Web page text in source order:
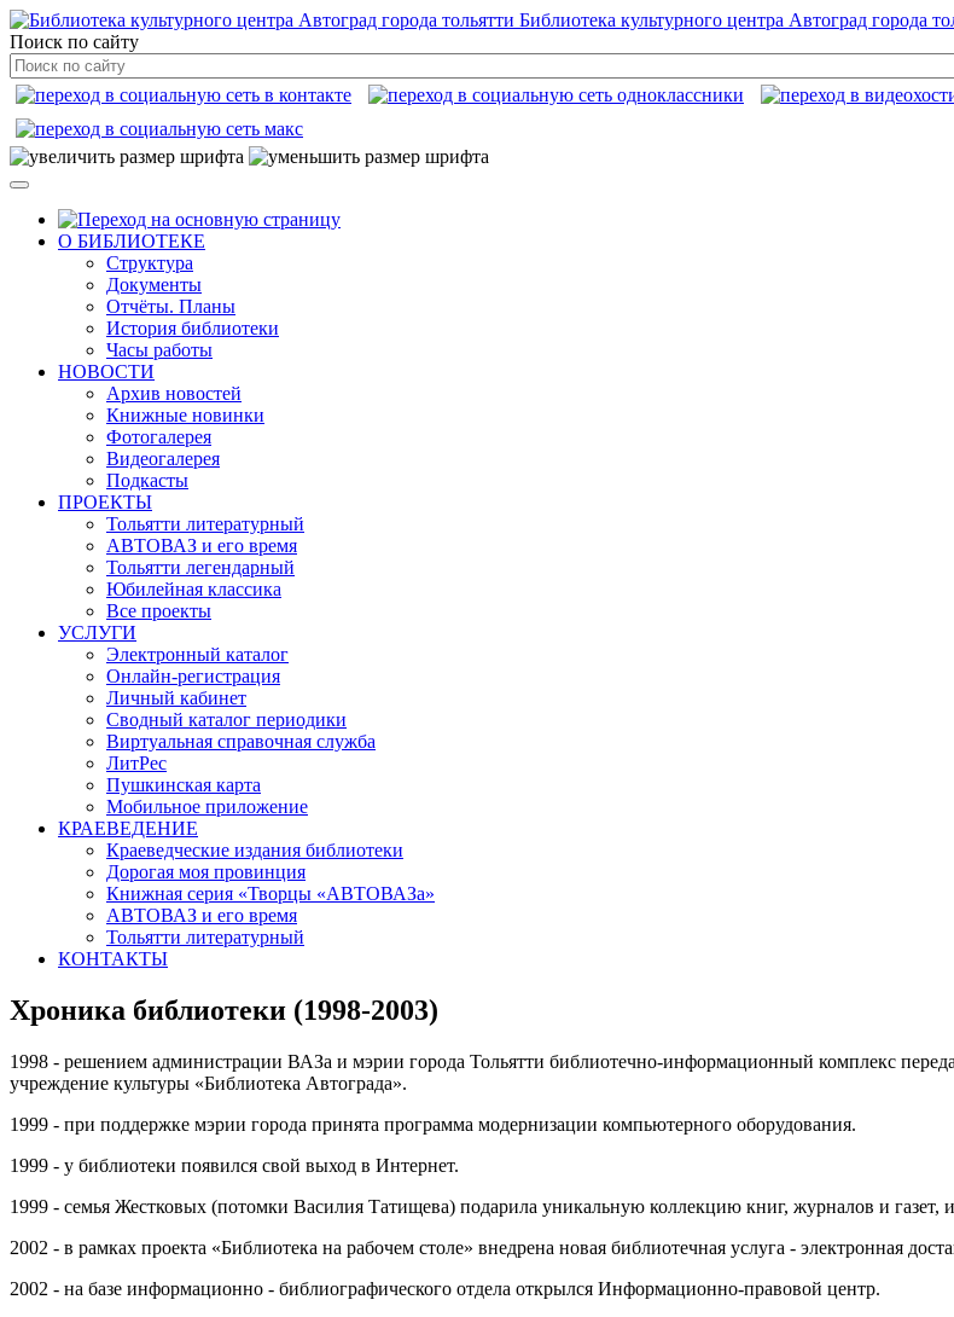
Библиотека культурного центра Автоград города
Поиск по сайту
О БИБЛИОТЕКЕ
Структура
Документы
Отчёты. Планы
История библиотеки
Часы работы
НОВОСТИ
Архив новостей
Книжные новинки
Фотогалерея
Видеогалерея
Подкасты
ПРОЕКТЫ
Тольятти литературный
АВТОВАЗ и его время
Тольятти легендарный
Юбилейная классика
Все проекты
УСЛУГИ
Электронный каталог
Онлайн-регистрация
Личный кабинет
Сводный каталог периодики
Виртуальная справочная служба
ЛитРес
Пушкинская карта
Мобильное приложение
КРАЕВЕДЕНИЕ
Краеведческие издания библиотеки
Дорогая моя провинция
Книжная серия «Творцы «АВТОВАЗа»
АВТОВАЗ и его время
Тольятти литературный
КОНТАКТЫ
Хроника библиотеки (1998-2003)
1998 - решением администрации ВАЗа и мэрии города Тольятти библиотечно-информационный комплекс
учреждение культуры «Библиотека Автограда».
1999 - при поддержке мэрии города принята программа модернизации компьютерного оборудования.
1999 - у библиотеки появился свой выход в Интернет.
1999 - семья Жестковых (потомки Василия Татищева) подарила уникальную коллекцию книг, журналов и
2002 - в рамках проекта «Библиотека на рабочем столе» внедрена новая библиотечная услуга - электронная
2002 - на базе информационно - библиографического отдела открылся Информационно-правовой центр.